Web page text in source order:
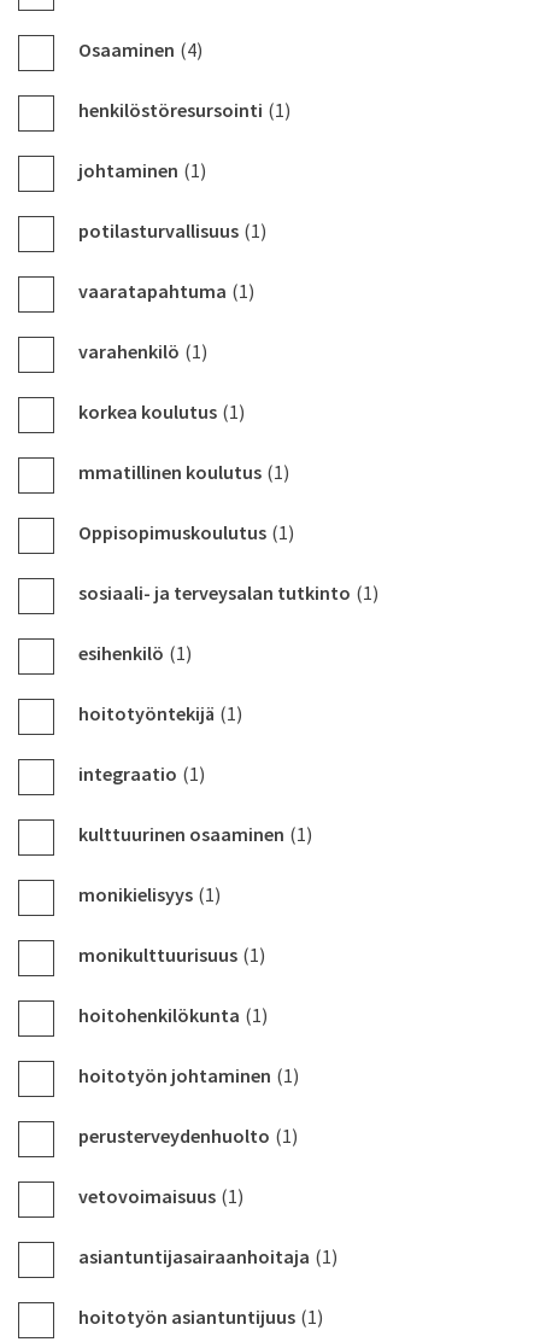
Osaaminen (4)
henkilöstöresursointi (1)
johtaminen (1)
potilasturvallisuus (1)
vaaratapahtuma (1)
varahenkilö (1)
korkea koulutus (1)
mmatillinen koulutus (1)
Oppisopimuskoulutus (1)
sosiaali- ja terveysalan tutkinto (1)
esihenkilö (1)
hoitotyöntekijä (1)
integraatio (1)
kulttuurinen osaaminen (1)
monikielisyys (1)
monikulttuurisuus (1)
hoitohenkilökunta (1)
hoitotyön johtaminen (1)
perusterveydenhuolto (1)
vetovoimaisuus (1)
asiantuntijasairaanhoitaja (1)
hoitotyön asiantuntijuus (1)